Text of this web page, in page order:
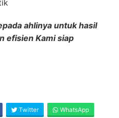
ahlinya untuk hasil
efisien Kami siap
Twitter WhatsApp